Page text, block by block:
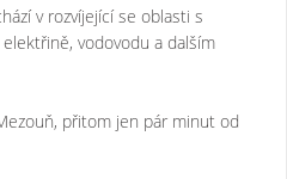
v rozvíjející se oblasti s
vodovodu a dalším
přitom jen pár minut od